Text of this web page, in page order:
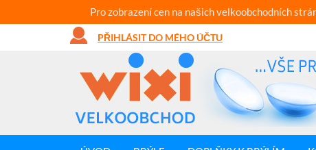
Pro zobrazení cen na našich velkoobchodních
PŘIHLÁSIT DO MÉHO ÚČTU